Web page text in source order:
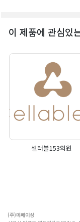
이 제품에 관심있
셀러블153의원
(주)메쎄이상